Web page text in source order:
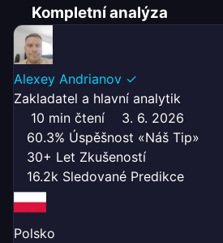
Kompletní analýza
Alexey Andrianov ✓
Zakladatel a hlavní analytik
10 min čtení
3. 6. 2026
60.3% Úspěšnost «Náš Tip»
30+ Let Zkušeností
16.2k Sledované Predikce
Polsko